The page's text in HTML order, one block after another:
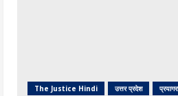
The Justice Hindi उत्तर प्रदेश